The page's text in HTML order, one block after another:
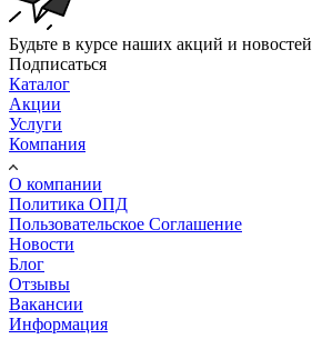
Будьте в курсе наших акций и новостей
Подписаться
Каталог
Акции
Услуги
Компания
О компании
Политика ОПД
Пользовательское Соглашение
Новости
Блог
Отзывы
Вакансии
Информация